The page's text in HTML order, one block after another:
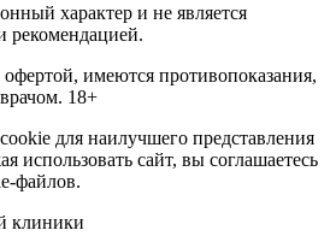
характер и не является
рекомендацией.
имеются противопоказания,
18+
для наилучшего представления
использовать сайт, вы соглашаетесь
файлов.